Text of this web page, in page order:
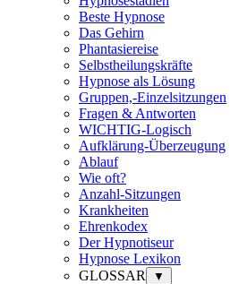
Beste Hypnose
Das Gehirn
Phantasiereise
Selbstheilungskräfte
Hypnose als Lösung
Gruppen,-Einzelsitzungen
Fragen & Antworten
WICHTIG-Logisch
Aufklärung-Überzeugung
Ablauf
Wie oft?
Anzahl-Sitzungen
Krankheiten
Ehrenkodex
Der Hypnotiseur
Hypnose Lexikon
GLOSSAR
▼